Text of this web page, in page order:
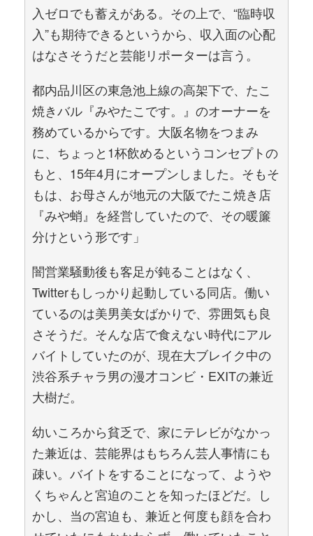
入ゼロでも蓄えがある。その上で、“臨時収
入”も期待できるというから、収入面の心配
はなさそうだと芸能リポーターは言う。
都内品川区の東急池上線の高架下で、たこ
焼きバル『みやたこです。』のオーナーを
務めているからです。大阪名物をつまみ
に、ちょっと1杯飲めるというコンセプトの
もと、15年4月にオープンしました。そもそ
もは、お母さんが地元の大阪でたこ焼き店
『みや蛸』を経営していたので、その暖簾
分けという形です」
闇営業騒動後も客足が鈍ることはなく、
Twitterもしっかり起動している同店。働い
ているのは美男美女ばかりで、雰囲気も良
さそうだ。そんな店で食えない時代にアル
バイトしていたのが、現在大ブレイク中の
渋谷系チャラ男の漫才コンビ・EXITの兼近
大樹だ。
幼いころから貧乏で、家にテレビがなかっ
た兼近は、芸能界はもちろん芸人事情にも
疎い。バイトをすることになって、ようや
くちゃんと宮迫のことを知ったほどだ。し
かし、当の宮迫も、兼近と何度も顔を合わ